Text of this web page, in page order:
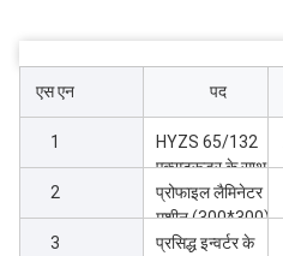
एस एन पद
1
HYZS 65/132
एक्सट्रूडर के साथ
240 मिमी WPC
प्रोफाइल उत्पादन
लाइन
2
प्रोफाइल लैमिनेटर
मशीन (300*300)
3
प्रसिद्ध इन्वर्टर के